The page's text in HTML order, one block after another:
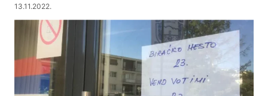
13.11.2022.